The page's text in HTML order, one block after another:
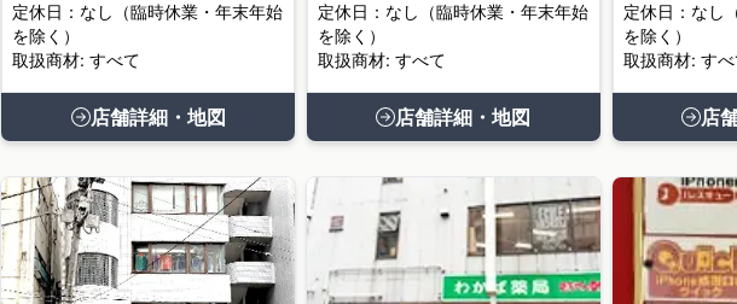
定休日：なし（臨時休業・年末年始
を除く）
取扱商材: すべて
店舗詳細・地図
定休日：なし（臨時休業・年末年始
を除く）
取扱商材: すべて
店舗詳細・地図
定休日：なし
を除く）
取扱商材: すべ
店